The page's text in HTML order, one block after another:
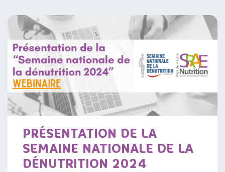
PRÉSENTATION DE LA
SEMAINE NATIONALE DE LA
DÉNUTRITION 2024